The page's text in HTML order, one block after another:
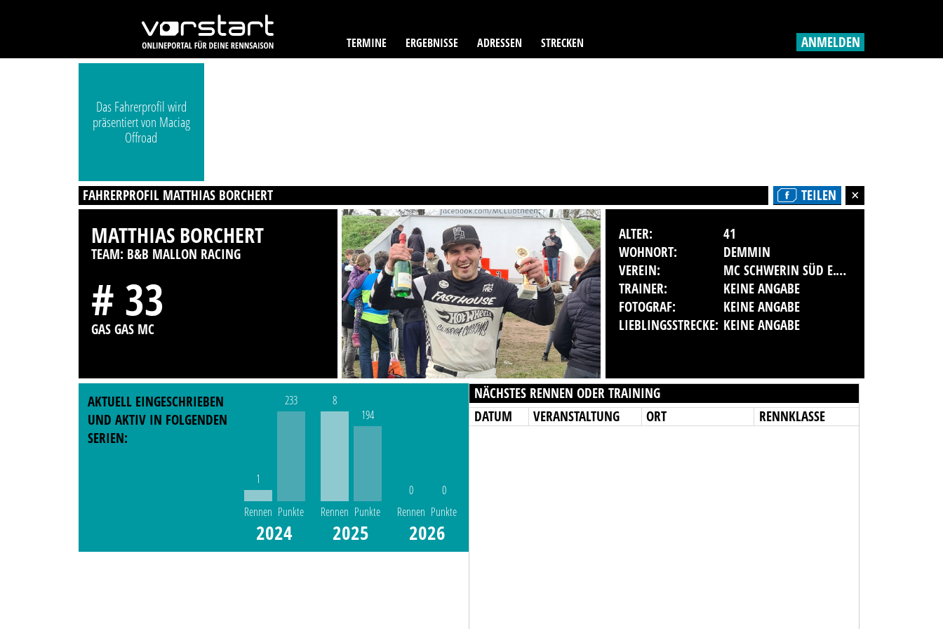
TERMINE ERGEBNISSE ADRESSEN STRECKEN ANMELDEN
Das Fahrerprofil wird
präsentiert von Maciag
Offroad
FAHRERPROFIL MATTHIAS BORCHERT TEILEN
MATTHIAS BORCHERT
TEAM: B&B MALLON RACING
# 33
GAS GAS MC
ALTER:
41
WOHNORT:
DEMMIN
VEREIN:
MC SCHWERIN SÜD E.V. IM ADMV
TRAINER:
KEINE ANGABE
FOTOGRAF:
KEINE ANGABE
LIEBLINGSSTRECKE: KEINE ANGABE
AKTUELL EINGESCHRIEBEN
UND AKTIV IN FOLGENDEN
SERIEN:
1
Rennen
233
Punkte
2024
8
Rennen
194
Punkte
2025
0
Rennen
0
Punkte
2026
NÄCHSTES RENNEN ODER TRAINING
DATUM
VERANSTALTUNG ORT RENNKLASSE